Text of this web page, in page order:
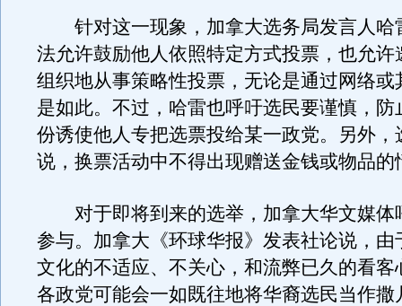
针对这一现象，加拿大选务局发言人哈
法允许鼓励他人依照特定方式投票，也允许
组织地从事策略性投票，无论是通过网络或
是如此。不过，哈雷也呼吁选民要谨慎，防
份诱使他人专把选票投给某一政党。另外，
说，换票活动中不得出现赠送金钱或物品的
对于即将到来的选举，加拿大华文媒体
参与。加拿大《环球华报》发表社论说，由
文化的不适应、不关心，和流弊已久的看客
各政党可能会一如既往地将华裔选民当作撒